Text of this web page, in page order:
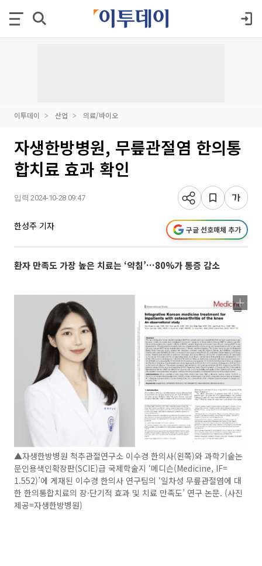
이투데이 산업 의료/바이오
자생한방병원, 무릎관절염 한의통
합치료 효과 확인
입력 2024-10-28 09:47
한성주 기자 구글 선호매체 추가
환자 만족도 가장 높은 치료는 ‘약침’…80%가 통증 감소
▲자생한방병원 척추관절연구소 이수경 한의사(왼쪽)와 과학기술논
문인용색인확장판(SCIE)급 국제학술지 ‘메디슨(Medicine, IF=
1.552)’에 게재된 이수경 한의사 연구팀의 ‘일차성 무릎관절염에 대
한 한의통합치료의 장·단기적 효과 및 치료 만족도’ 연구 논문. (사진
제공=자생한방병원)